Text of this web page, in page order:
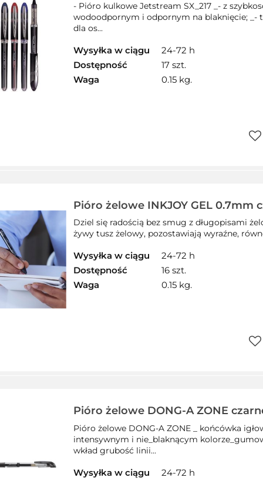
- Pióro kulkowe Jetstream SX_217 _- z
wodoodpornym i odpornym na blaknięcie; _-
dla os...
Wysyłka w ciągu
24-72 h
Dostępność
17 szt.
Waga
0.15 kg.
Pióro żelowe INKJOY GEL 0.7mm
PAPER MATE
Dziel się radością bez smug z długopisami
żywy tusz żelowy, pozostawiają wyraźne,
Wysyłka w ciągu
24-72 h
Dostępność
16 szt.
Waga
0.15 kg.
Pióro żelowe DONG-A ZONE
Pióro żelowe DONG-A ZONE _ końcówka
intensywnym i nie_blaknącym
wkład grubość linii...
Wysyłka w ciągu 24-72 h